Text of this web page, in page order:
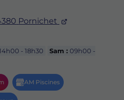
Pornichet
- 18h30 Sam :09h00 -